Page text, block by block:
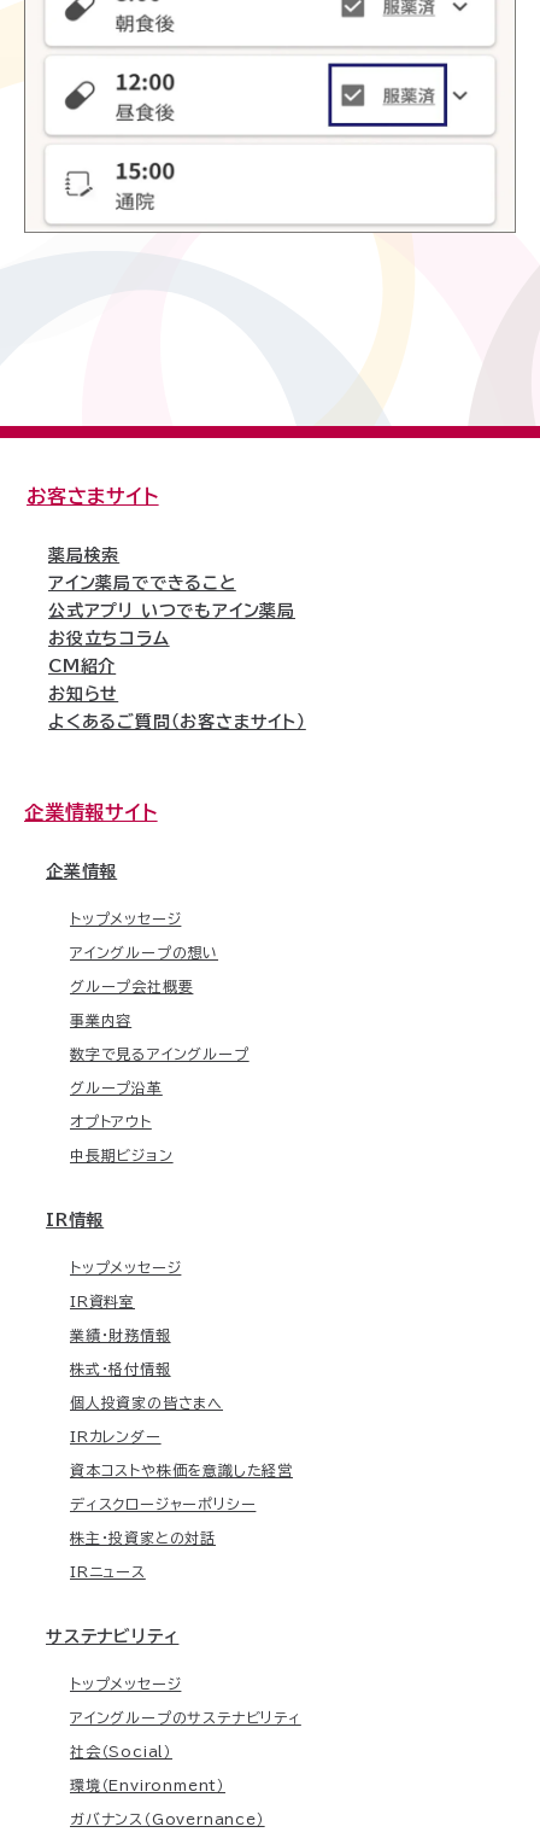
お客さまサイト
薬局検索
アイン薬局でできること
公式アプリ いつでもアイン薬局
お役立ちコラム
CM紹介
お知らせ
よくあるご質問（お客さまサイト）
企業情報サイト
企業情報
トップメッセージ
アイングループの想い
グループ会社概要
事業内容
数字で見るアイングループ
グループ沿革
オプトアウト
中長期ビジョン
IR情報
トップメッセージ
IR資料室
業績・財務情報
株式・格付情報
個人投資家の皆さまへ
IRカレンダー
資本コストや株価を意識した経営
ディスクロージャーポリシー
株主・投資家との対話
IRニュース
サステナビリティ
トップメッセージ
アイングループのサステナビリティ
社会（Social）
環境（Environment）
ガバナンス（Governance）